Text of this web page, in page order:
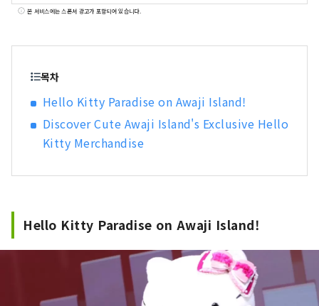
offers a perfect escape from the busy
mainly as a PR effort by Pasona Group.
본 서비스에는 스폰서 광고가 포함되어 있습니다.
목차
Hello Kitty Paradise on Awaji Island!
Discover Cute Awaji Island's Exclusive Hello
Kitty Merchandise
Hello Kitty Paradise on Awaji Island!